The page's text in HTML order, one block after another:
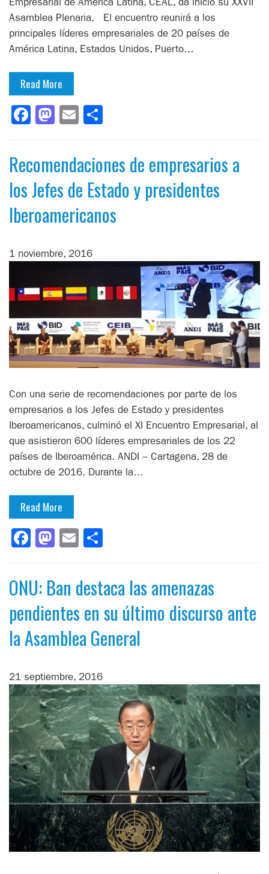
Asamblea Plenaria. El encuentro reunirá a los
principales líderes empresariales de 20 países de
América Latina, Estados Unidos, Puerto…
Read More
Facebook
Mastodon
Email
Recomendaciones de empresarios a
los Jefes de Estado y presidentes
Iberoamericanos
1 noviembre, 2016
Con una serie de recomendaciones por parte de los
empresarios a los Jefes de Estado y presidentes
Iberoamericanos, culminó el XI Encuentro Empresarial, al
que asistieron 600 líderes empresariales de los 22
países de Iberoamérica. ANDI – Cartagena, 28 de
octubre de 2016. Durante la…
Read More
Facebook
Mastodon
Email
ONU: Ban destaca las amenazas
pendientes en su último discurso ante
la Asamblea General
21 septiembre, 2016